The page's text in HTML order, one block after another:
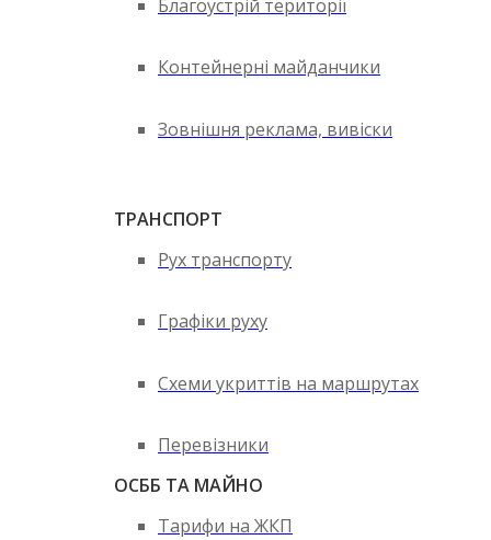
Благоустрій території
Контейнерні майданчики
Зовнішня реклама, вивіски
ТРАНСПОРТ
Рух транспорту
Графіки руху
Схеми укриттів на маршрутах
Перевізники
ОСББ ТА МАЙНО
Тарифи на ЖКП